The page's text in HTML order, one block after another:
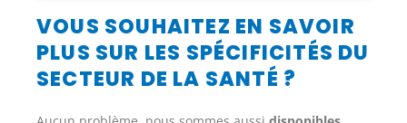
VOUS SOUHAITEZ EN SAVOIR
PLUS SUR LES SPÉCIFICITÉS DU
SECTEUR DE LA SANTÉ ?